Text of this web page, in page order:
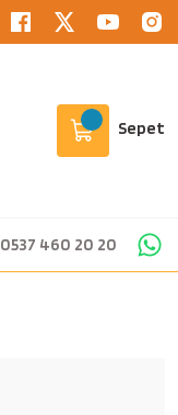
Sepet
0537 460 20 20